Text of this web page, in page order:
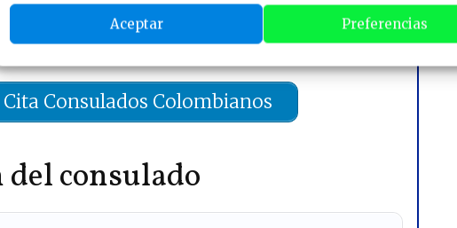
Aceptar Preferencias
Reclamar Cita en el Consulado
en otro consulado:
Cita Consulados Colombianos
consulado